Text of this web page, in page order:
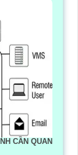
CẦN QUAN